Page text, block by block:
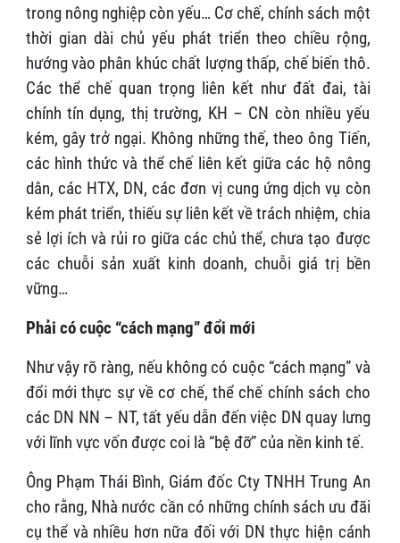
trong nông nghiệp còn yếu… Cơ chế, chính sách một
thời gian dài chủ yếu phát triển theo chiều rộng,
hướng vào phân khúc chất lượng thấp, chế biến thô.
Các thể chế quan trọng liên kết như đất đai, tài
chính tín dụng, thị trường, KH – CN còn nhiều yếu
kém, gây trở ngại. Không những thế, theo ông Tiến,
các hình thức và thể chế liên kết giữa các hộ nông
dân, các HTX, DN, các đơn vị cung ứng dịch vụ còn
kém phát triển, thiếu sự liên kết về trách nhiệm, chia
sẻ lợi ích và rủi ro giữa các chủ thể, chưa tạo được
các chuỗi sản xuất kinh doanh, chuỗi giá trị bền
vững…
Phải có cuộc “cách mạng” đổi mới
Như vậy rõ ràng, nếu không có cuộc “cách mạng” và
đổi mới thực sự về cơ chế, thể chế chính sách cho
các DN NN – NT, tất yếu dẫn đến việc DN quay lưng
với lĩnh vực vốn được coi là “bệ đỡ” của nền kinh tế.
Ông Phạm Thái Bình, Giám đốc Cty TNHH Trung An
cho rằng, Nhà nước cần có những chính sách ưu đãi
cụ thể và nhiều hơn nữa đối với DN thực hiện cánh